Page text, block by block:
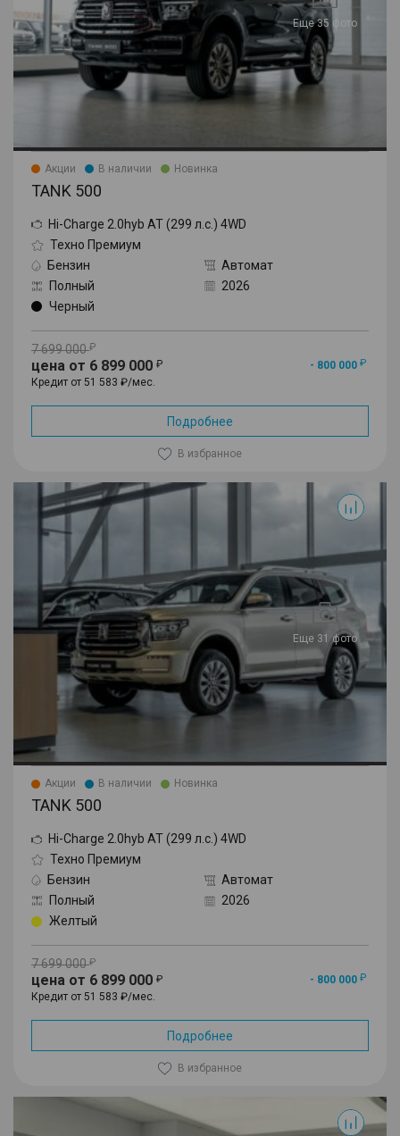
Еще 35 фото
Акции В наличии Новинка
TANK 500
Hi-Charge 2.0hyb AT (299 л.с.) 4WD
Техно Премиум
Бензин
Автомат
Полный
2026
Черный
7 699 000
цена от 6 899 000
- 800 000
Кредит от 51 583 ₽/мес.
Подробнее
В избранное
Еще 31 фото
Акции В наличии Новинка
TANK 500
Hi-Charge 2.0hyb AT (299 л.с.) 4WD
Техно Премиум
Бензин
Автомат
Полный
2026
Желтый
7 699 000
цена от 6 899 000
- 800 000
Кредит от 51 583 ₽/мес.
Подробнее
В избранное